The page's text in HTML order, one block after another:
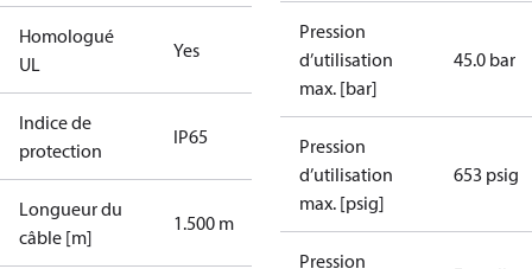
Homologué
UL
Yes
Indice de
protection
IP65
Longueur du
câble [m]
1.500 m
Pression
d’utilisation
max. [bar]
45.0 bar
Pression
d’utilisation
max. [psig]
653 psig
Pression